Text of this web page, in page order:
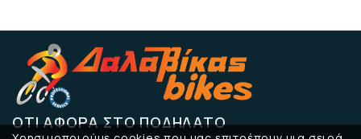
ΌΤΙ ΑΦΟΡΆ ΣΤΟ ΠΟΔΉΛΑΤΟ